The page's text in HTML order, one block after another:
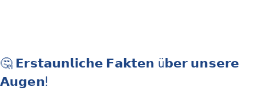
🤔 𝗘𝗿𝘀𝘁𝗮𝘂𝗻𝗹𝗶𝗰𝗵𝗲 𝗙𝗮𝗸𝘁𝗲𝗻 ü𝗯𝗲𝗿 𝘂𝗻𝘀𝗲𝗿𝗲
𝗔𝘂𝗴𝗲𝗻!